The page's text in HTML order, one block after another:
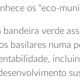
os “eco-
bandeira verde
basilares numa